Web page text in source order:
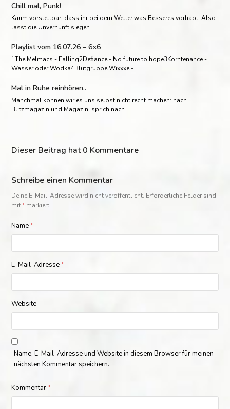
Chill mal, Punk!
Kaum vorstellbar, dass ihr bei dem Wetter was Besseres vorhabt. Also
lasst die Unvernunft siegen…
Playlist vom 16.07.26 – 6×6
1The Melmacs - Falling2Defiance - No future to hope3Korntenance -
Wasser oder Wodka4Blutgruppe Wixxxe -…
Mal in Ruhe reinhören..
Manchmal können wir es uns selbst nicht recht machen: nach
Blitzmagazin und Magazin, sprich nach…
Dieser Beitrag hat 0 Kommentare
Schreibe einen Kommentar
Deine E-Mail-Adresse wird nicht veröffentlicht. Erforderliche Felder sind
mit* markiert
Name*
E-Mail-Adresse*
Website
Name, E-Mail-Adresse und Website in diesem Browser für meinen
nächsten Kommentar speichern.
Kommentar*